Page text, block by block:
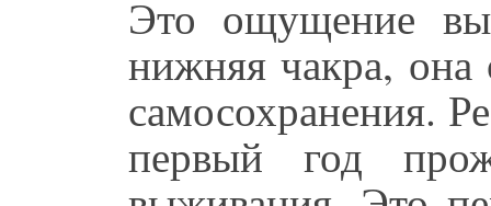
Это ощущение
нижняя чакра, она
самосохранения.
первый год